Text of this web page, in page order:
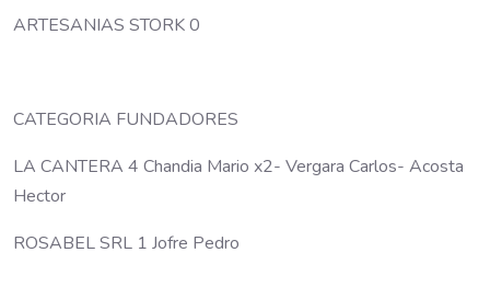
ARTESANIAS STORK 0
CATEGORIA FUNDADORES
LA CANTERA 4 Chandia Mario x2- Vergara Carlos- Acosta
Hector
ROSABEL SRL 1 Jofre Pedro